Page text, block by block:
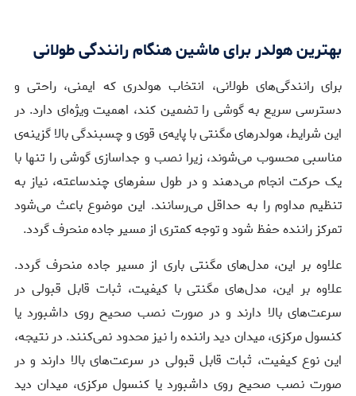
بهترین هولدر برای ماشین هنگام رانندگی طولانی
برای رانندگی‌های طولانی، انتخاب هولدری که ایمنی، راحتی و
دسترسی سریع به گوشی را تضمین کند، اهمیت ویژه‌ای دارد. در
این شرایط، هولدرهای مگنتی با پایه‌ی قوی و چسبندگی بالا گزینه‌ی
مناسبی محسوب می‌شوند، زیرا نصب و جداسازی گوشی را تنها با
یک حرکت انجام می‌دهند و در طول سفرهای چندساعته، نیاز به
تنظیم مداوم را به حداقل می‌رسانند. این موضوع باعث می‌شود
تمرکز راننده حفظ شود و توجه کمتری از مسیر جاده منحرف گردد.
علاوه بر این، مدل‌های مگنتی باری از مسیر جاده منحرف گردد.
علاوه بر این، مدل‌های مگنتی با کیفیت، ثبات قابل قبولی در
سرعت‌های بالا دارند و در صورت نصب صحیح روی داشبورد یا
کنسول مرکزی، میدان دید راننده را نیز محدود نمی‌کنند. در نتیجه،
این نوع کیفیت، ثبات قابل قبولی در سرعت‌های بالا دارند و در
صورت نصب صحیح روی داشبورد یا کنسول مرکزی، میدان دید